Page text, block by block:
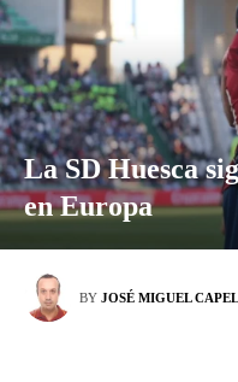
La SD Huesca
en Europa
BY JOSÉ MIGUEL